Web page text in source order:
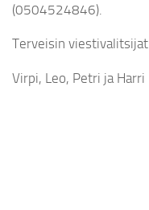
(0504524846).
Terveisin viestivalitsijat
Virpi, Leo, Petri ja Harri